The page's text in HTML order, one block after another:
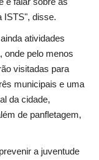
ISTS", disse.
atividades
onde pelo menos
visitadas para
municipais e uma
da cidade,
de panfletagem,
a juventude